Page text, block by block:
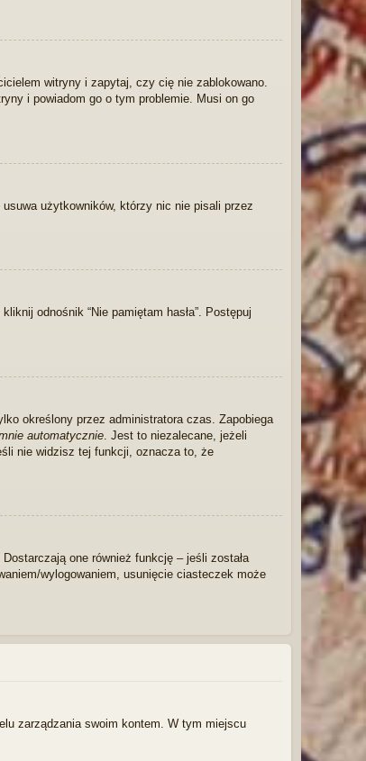
witryny i zapytaj, czy cię nie zablokowano.
i powiadom go o tym problemie. Musi on go
użytkowników, którzy nic nie pisali przez
odnośnik “Nie pamiętam hasła”. Postępuj
określony przez administratora czas. Zapobiega
automatycznie . Jest to niezalecane, jeżeli
nie widzisz tej funkcji, oznacza to, że
one również funkcję – jeśli została
wylogowaniem, usunięcie ciasteczek może
zarządzania swoim kontem. W tym miejscu